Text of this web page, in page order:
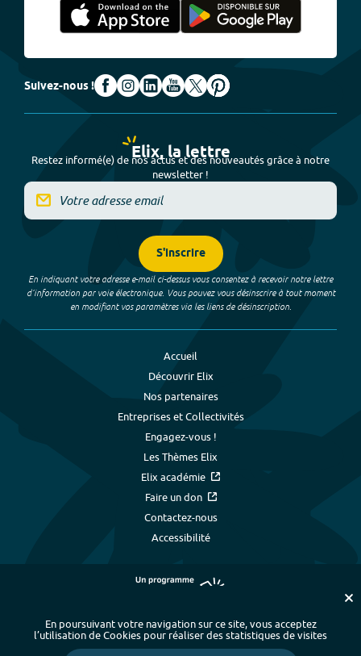
Suivez-nous !
Elix, la lettre
Restez informé(e) de nos actus et des nouveautés grâce à notre
newsletter !
S'inscrire
En indiquant votre adresse e-mail ci-dessus vous consentez à recevoir notre lettre
d’information par voie électronique. Vous pouvez vous désinscrire à tout moment
en modifiant vos paramètres via les liens de désinscription.
Accueil
Découvrir Elix
Nos partenaires
Entreprises et Collectivités
Engagez-vous !
Les Thèmes Elix
Elix académie
Faire un don
Contactez-nous
Accessibilité
Plan du site - Index alphabétique -
En poursuivant votre navigation sur ce site, vous acceptez
l’utilisation de Cookies pour réaliser des statistiques de visites